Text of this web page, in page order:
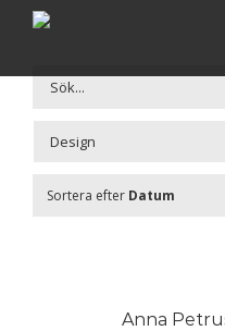
Fortsätt
Sortera efter Datum